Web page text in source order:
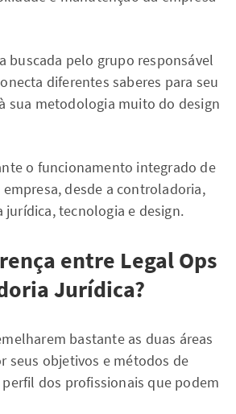
buscada pelo grupo responsável
diferentes saberes para seu
sua metodologia muito do design
o funcionamento integrado de
desde a controladoria,
jurídica, tecnologia e design.
entre Legal Ops
Jurídica?
bastante as duas áreas
seus objetivos e métodos de
dos profissionais que podem